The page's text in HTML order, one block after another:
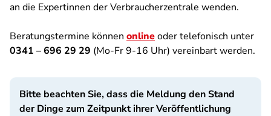
an die Expertinnen der Verbraucherzentrale wenden.
Beratungstermine können onlineoder telefonisch unter
0341 – 696 29 29 (Mo-Fr 9-16 Uhr) vereinbart werden.
Bitte beachten Sie, dass die Meldung den Stand
der Dinge zum Zeitpunkt ihrer Veröffentlichung